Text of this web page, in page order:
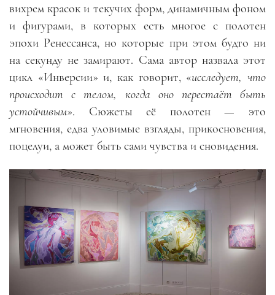
вихрем красок и текучих форм, динамичным фоном
и фигурами, в которых есть многое с полотен
эпохи Ренессанса, но которые при этом будто ни
на секунду не замирают. Сама автор назвала этот
цикл «Инверсии» и, как говорит, «исследует, что
происходит с телом, когда оно перестаёт быть
устойчивым». Сюжеты её полотен — это
мгновения, едва уловимые взгляды, прикосновения,
поцелуи, а может быть сами чувства и сновидения.